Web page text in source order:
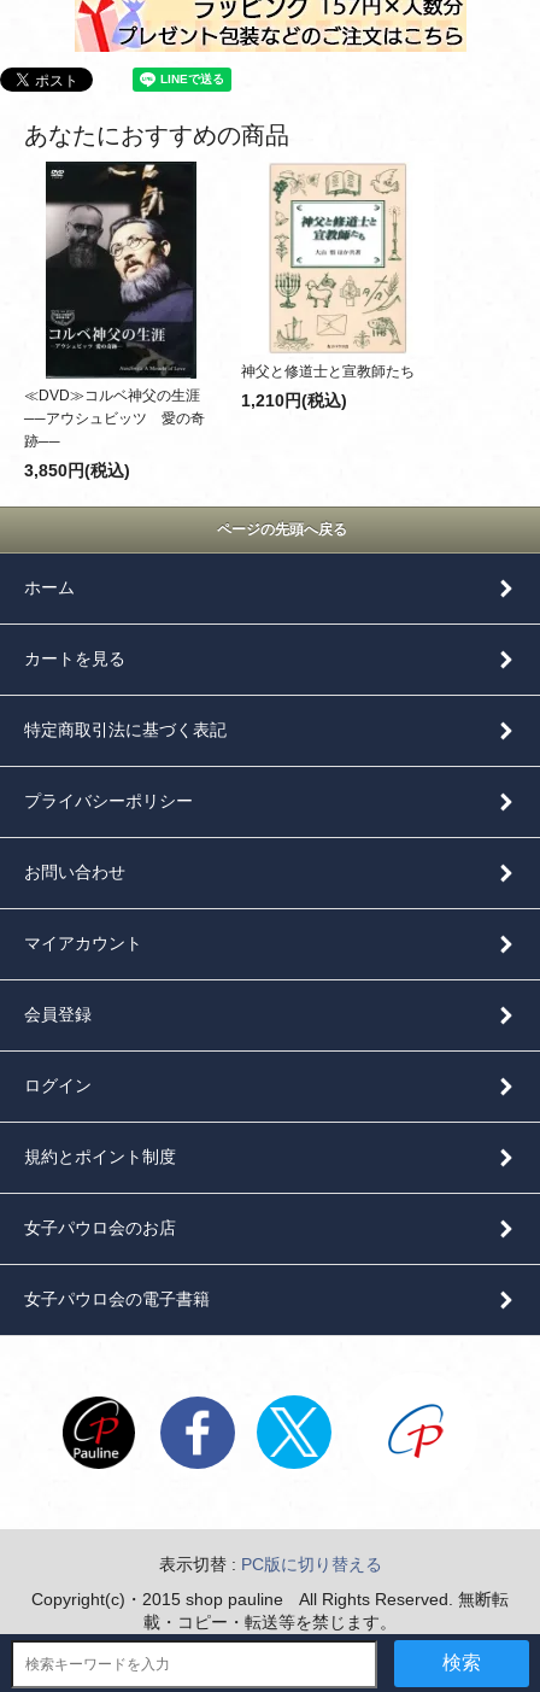
あなたにおすすめの商品
≪DVD≫コルベ神父の生涯
──アウシュビッツ 愛の奇
跡──
3,850円(税込)
神父と修道士と宣教師たち
1,210円(税込)
検索
ページの先頭へ戻る
ホーム
カートを見る
特定商取引法に基づく表記
プライバシーポリシー
お問い合わせ
マイアカウント
会員登録
ログイン
規約とポイント制度
女子パウロ会のお店
女子パウロ会の電子書籍
表示切替 : PC版に切り替える
Copyright(c)・2015 shop pauline All Rights Reserved. 無断転
載・コピー・転送等を禁じます。